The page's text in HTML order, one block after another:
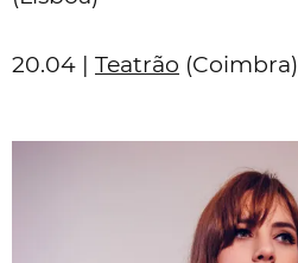
20.04 | Teatrão (Coimbra)